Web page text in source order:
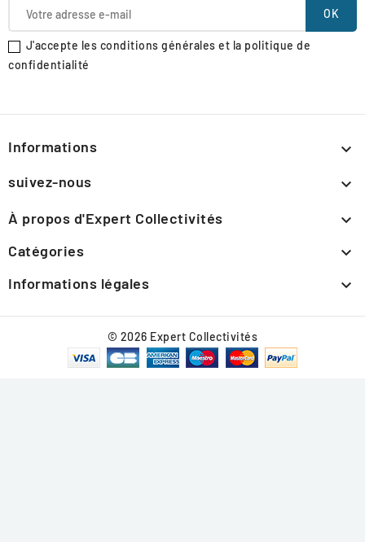
J'accepte les conditions générales et la politique de
confidentialité
Informations 
suivez-nous 
À propos d'Expert Collectivités 
Catégories 
Informations légales 
© 2026 Expert Collectivités